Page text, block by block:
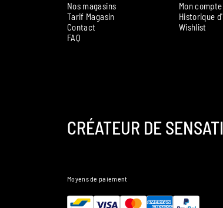
Nos magasins
Tarif Magasin
Contact
FAQ
Mon compte
Historique
Wishlist
CRÉATEUR DE
Moyens de paiement